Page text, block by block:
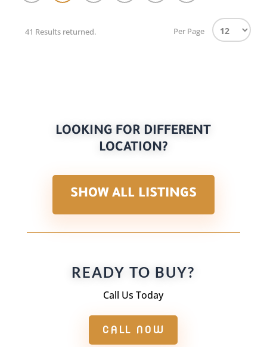
41 Results returned. Per Page
LOOKING FOR DIFFERENT
LOCATION?
SHOW ALL LISTINGS
READY TO BUY?
Call Us Today
CALL NOW